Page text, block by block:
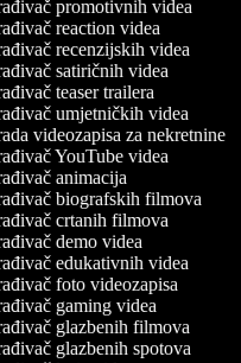
promotivnih videa
reaction videa
recenzijskih videa
satiričnih videa
teaser trailera
umjetničkih videa
videozapisa za nekretnine
YouTube videa
animacija
biografskih filmova
crtanih filmova
demo videa
edukativnih videa
foto videozapisa
gaming videa
glazbenih filmova
glazbenih spotova